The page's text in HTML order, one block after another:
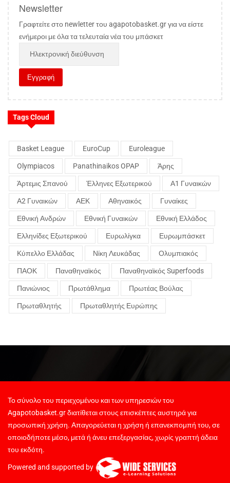
Newsletter
Γραφτείτε στο newletter του agapotobasket.gr για να είστε
ενήμεροι με όλα τα τελευταία νέα του μπάσκετ
Tags Cloud
Basket League EuroCup Euroleague
Olympiacos Panathinaikos OPAP Άρης
Άρτεμις Σπανού Έλληνες Εξωτερικού Α1 Γυναικών
Α2 Γυναικών ΑΕΚ Αθηναικός Γυναίκες
Εθνική Ανδρών Εθνική Γυναικών Εθνική Ελλάδος
Ελληνίδες Εξωτερικού Ευρωλίγκα Ευρωμπάσκετ
Κύπελλο Ελλάδας Νίκη Λευκάδας Ολυμπιακός
ΠΑΟΚ Παναθηναϊκός Παναθηναϊκός Superfoods
Πανιώνιος Πρωτάθλημα Πρωτέας Βούλας
Πρωταθλητής Πρωταθλητής Ευρώπης
Το σύνολο του περιεχομένου και των υπηρεσιών του
Agapotobasket.gr διατίθεται στους επισκέπτες αυστηρά για
προσωπική χρήση. Απαγορεύεται η χρήση ή επανεκπομπή του, σε
οποιοδήποτε μέσο, μετά ή άνευ επεξεργασίας, χωρίς γραπτή άδεια
του εκδότη.
Powered and supported by